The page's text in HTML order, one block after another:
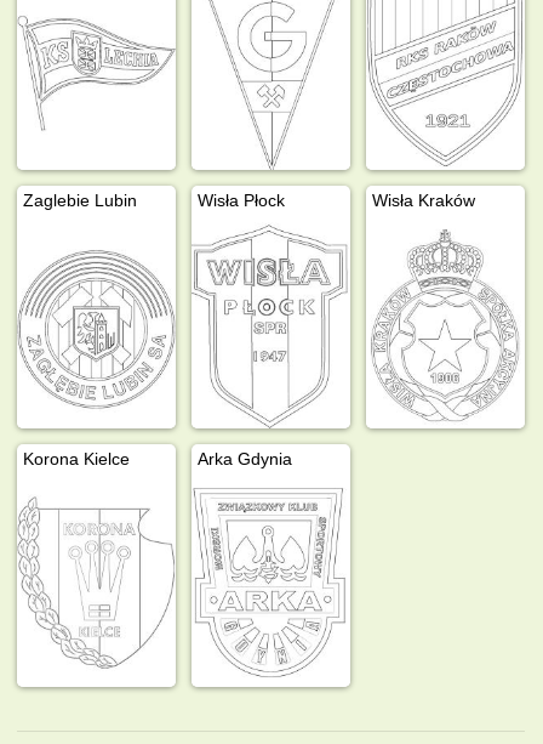
Zaglebie Lubin Wisła Płock Wisła Kraków
Korona Kielce Arka Gdynia